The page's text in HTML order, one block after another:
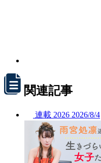
関連記事
連載 2026 2026/8/4